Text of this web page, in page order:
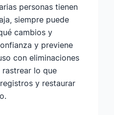
personas tienen
siempre puede
cambios y
y previene
con eliminaciones
rastrear lo que
y restaurar